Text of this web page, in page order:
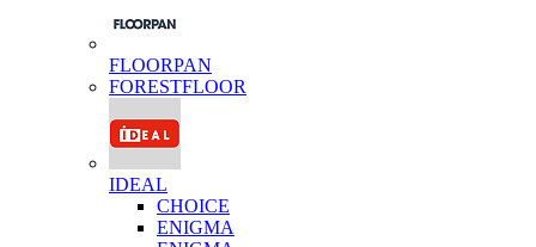
FLOORPAN
FORESTFLOOR
IDEAL
CHOICE
ENIGMA